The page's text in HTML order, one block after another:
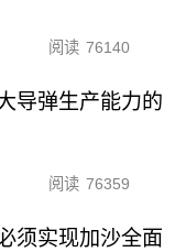
阅读 76140
导弹生产能力的
阅读 76359
须实现加沙全面